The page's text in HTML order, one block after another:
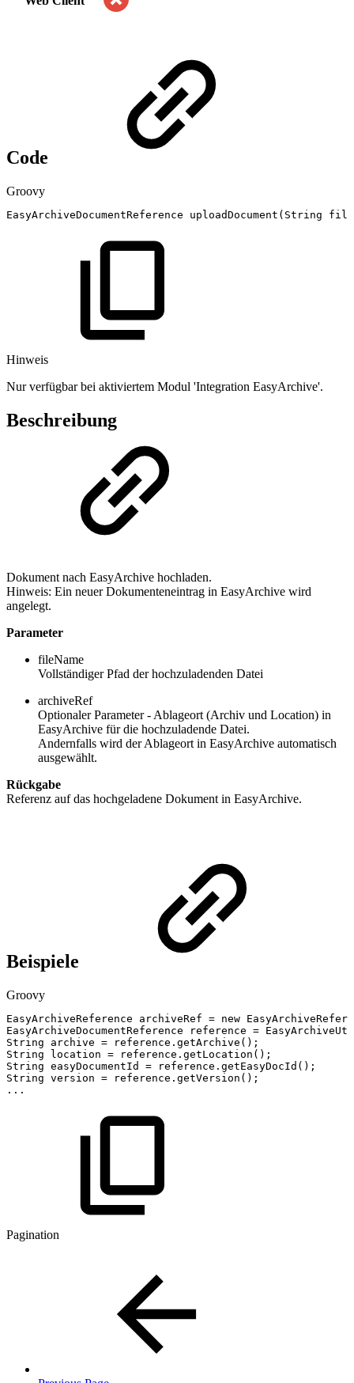
Code
Groovy
EasyArchiveDocumentReference uploadDocument ( String
Hinweis
Nur verfügbar bei aktiviertem Modul 'Integration EasyArchive'.
Beschreibung
Dokument nach EasyArchive hochladen.
Hinweis: Ein neuer Dokumenteneintrag in EasyArchive wird
angelegt.
Parameter
fileName
Vollständiger Pfad der hochzuladenden Datei
archiveRef
Optionaler Parameter - Ablageort (Archiv und Location) in
EasyArchive für die hochzuladende Datei.
Andernfalls wird der Ablageort in EasyArchive automatisch
ausgewählt.
Rückgabe
Referenz auf das hochgeladene Dokument in EasyArchive.
Beispiele
Groovy
EasyArchiveReference archiveRef = new
EasyArchiveDocumentReference
reference =
String
archive = reference . getArchive ( ) ;
String
location = reference . getLocation ( ) ;
String easyDocumentId = reference . getEasyDocId ( ) ;
String version = reference . getVersion ( ) ;
...
Pagination